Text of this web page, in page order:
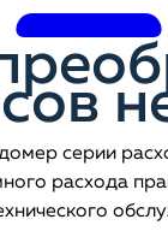
серии
расхода